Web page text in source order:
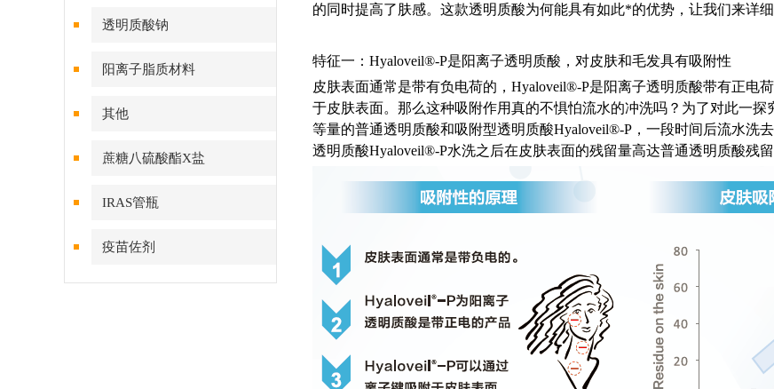
透明质酸钠
阳离子脂质材料
其他
蔗糖八硫酸酯X盐
IRAS管瓶
疫苗佐剂
的同时提高了肤感。这款透明质酸为何能具有如此*的优势，让我们来详细
特征一：Hyaloveil®-P是阳离子透明质酸，对皮肤和毛发具有吸附性
皮肤表面通常是带有负电荷的，Hyaloveil®-P是阳离子透明质酸带有正电
于皮肤表面。那么这种吸附作用真的不惧怕流水的冲洗吗？为了对此一
等量的普通透明质酸和吸附型透明质酸Hyaloveil®-P，一段时间后流水洗
透明质酸Hyaloveil®-P水洗之后在皮肤表面的残留量高达普通透明质酸残留